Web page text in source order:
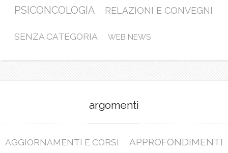
PSICONCOLOGIA RELAZIONI E CONVEGNI
SENZA CATEGORIA WEB NEWS
argomenti
AGGIORNAMENTI E CORSI APPROFONDIMENTI